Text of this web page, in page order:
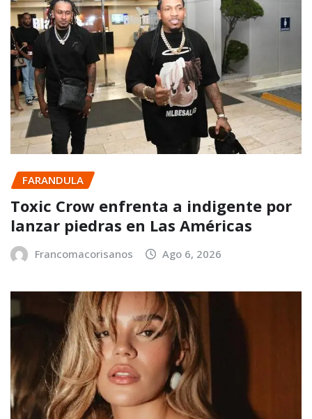
FARANDULA
Toxic Crow enfrenta a indigente por
lanzar piedras en Las Américas
Francomacorisanos Ago 6, 2026